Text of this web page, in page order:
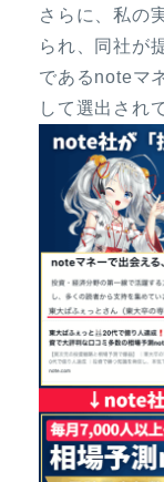
さらに、私の
られ、同社が
であるnoteマ
して選出され